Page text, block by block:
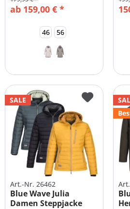
ab 159,00 € *
46 56
SALE
Art.-Nr. 26462
Blue Wave Julia
Damen Steppjacke